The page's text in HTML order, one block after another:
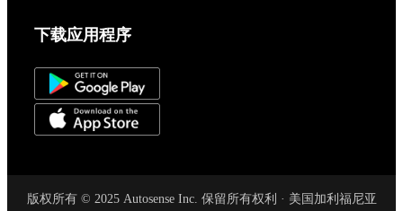
下载应用程序
版权所有 © 2025 Autosense Inc. 保留所有权利 · 美国加利福尼亚